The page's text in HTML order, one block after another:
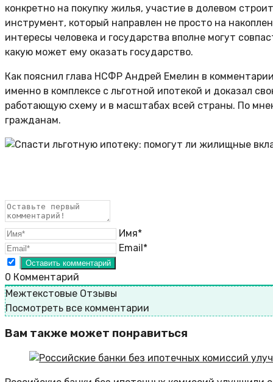
конкретно на покупку жилья, участие в долевом
инструмент, который направлен не просто на
интересы человека и государства вполне могут
какую может ему оказать государство.
Как пояснил глава НСФР Андрей Емелин в
именно в комплексе с льготной ипотекой и доказал
работающую схему и в масштабах всей страны. По
гражданам.
Имя*
Email*
0 Комментарий
Межтекстовые Отзывы
Посмотреть все комментарии
Вам также может понравиться